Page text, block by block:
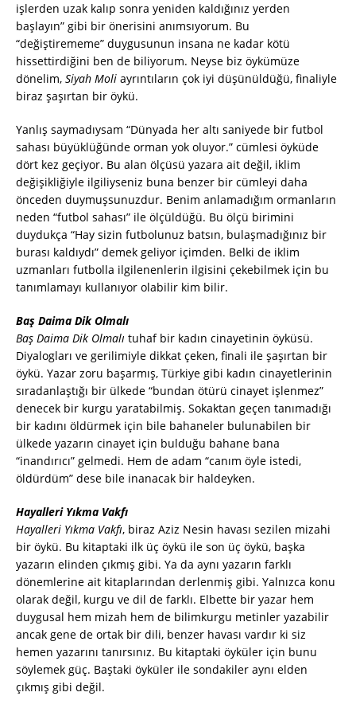
işlerden uzak kalıp sonra yeniden kaldığınız yerden
başlayın” gibi bir önerisini anımsıyorum. Bu
“değiştirememe” duygusunun insana ne kadar kötü
hissettirdiğini ben de biliyorum. Neyse biz öykümüze
dönelim, Siyah Moli ayrıntıların çok iyi düşünüldüğü, finaliyle
biraz şaşırtan bir öykü.
Yanlış saymadıysam “Dünyada her altı saniyede bir futbol
sahası büyüklüğünde orman yok oluyor.” cümlesi öyküde
dört kez geçiyor. Bu alan ölçüsü yazara ait değil, iklim
değişikliğiyle ilgiliyseniz buna benzer bir cümleyi daha
önceden duymuşsunuzdur. Benim anlamadığım ormanların
neden “futbol sahası” ile ölçüldüğü. Bu ölçü birimini
duydukça “Hay sizin futbolunuz batsın, bulaşmadığınız bir
burası kaldıydı” demek geliyor içimden. Belki de iklim
uzmanları futbolla ilgilenenlerin ilgisini çekebilmek için bu
tanımlamayı kullanıyor olabilir kim bilir.
Baş Daima Dik Olmalı
Baş Daima Dik Olmalı tuhaf bir kadın cinayetinin öyküsü.
Diyalogları ve gerilimiyle dikkat çeken, finali ile şaşırtan bir
öykü. Yazar zoru başarmış, Türkiye gibi kadın cinayetlerinin
sıradanlaştığı bir ülkede “bundan ötürü cinayet işlenmez”
denecek bir kurgu yaratabilmiş. Sokaktan geçen tanımadığı
bir kadını öldürmek için bile bahaneler bulunabilen bir
ülkede yazarın cinayet için bulduğu bahane bana
“inandırıcı” gelmedi. Hem de adam “canım öyle istedi,
öldürdüm” dese bile inanacak bir haldeyken.
Hayalleri Yıkma Vakfı
Hayalleri Yıkma Vakfı, biraz Aziz Nesin havası sezilen mizahi
bir öykü. Bu kitaptaki ilk üç öykü ile son üç öykü, başka
yazarın elinden çıkmış gibi. Ya da aynı yazarın farklı
dönemlerine ait kitaplarından derlenmiş gibi. Yalnızca konu
olarak değil, kurgu ve dil de farklı. Elbette bir yazar hem
duygusal hem mizah hem de bilimkurgu metinler yazabilir
ancak gene de ortak bir dili, benzer havası vardır ki siz
hemen yazarını tanırsınız. Bu kitaptaki öyküler için bunu
söylemek güç. Baştaki öyküler ile sondakiler aynı elden
çıkmış gibi değil.